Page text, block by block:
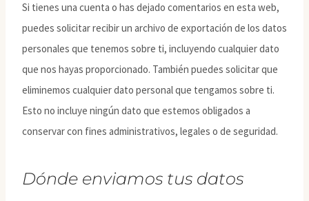
Si tienes una cuenta o has dejado comentarios en esta web,
puedes solicitar recibir un archivo de exportación de los datos
personales que tenemos sobre ti, incluyendo cualquier dato
que nos hayas proporcionado. También puedes solicitar que
eliminemos cualquier dato personal que tengamos sobre ti.
Esto no incluye ningún dato que estemos obligados a
conservar con fines administrativos, legales o de seguridad.
Dónde enviamos tus datos